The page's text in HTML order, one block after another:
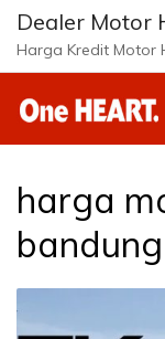
Langsung
konten
Dealer Motor
Harga Kredit Motor
harga